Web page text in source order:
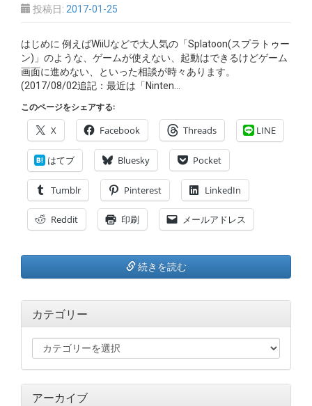
投稿日: 2017-01-25
はじめに 例えばWiiUなどで大人気の「Splatoon(スプラトゥー
ン)」のような、ゲームが使えない、起動はできるけどゲーム
画面に進めない、といった相談が時々あります。
(2017/08/02追記：最近は「Ninten…
このページをシェアする:
X Facebook Threads LINE
はてブ Bluesky Pocket
Tumblr Pinterest LinkedIn
Reddit 印刷 メールアドレス
続きを読む
カテゴリー
テ
ゴ
リ
ー
アーカイブ